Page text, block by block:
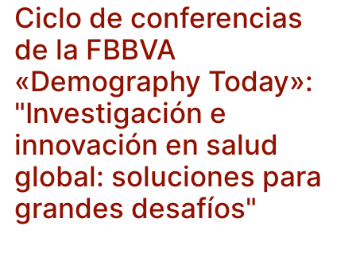
Ciclo de conferencias
de la FBBVA
«Demography Today»:
"Investigación e
innovación en salud
global: soluciones para
grandes desafíos"